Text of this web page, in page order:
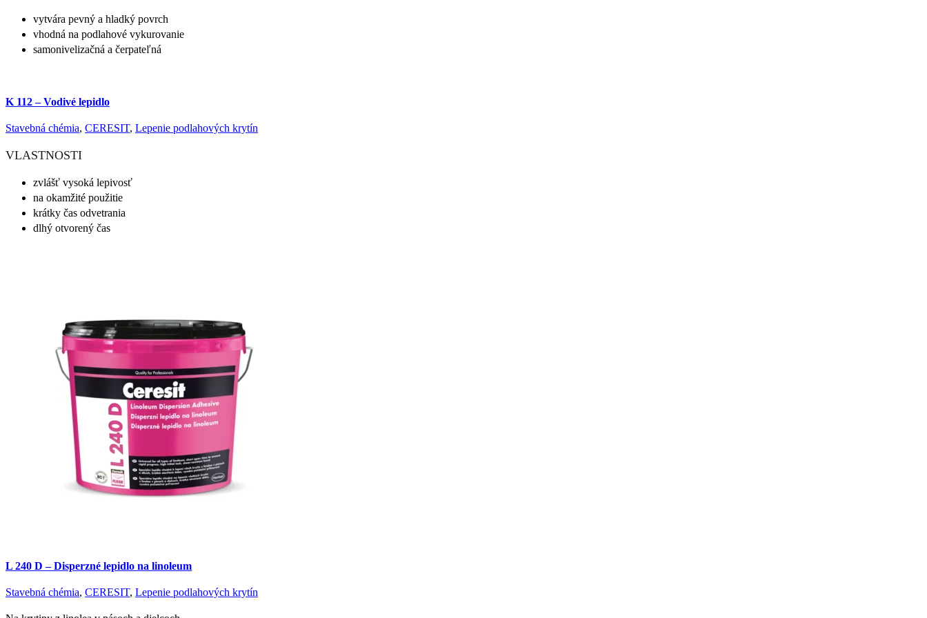
vytvára pevný a hladký povrch
vhodná na podlahové vykurovanie
samonivelizačná a čerpateľná
K 112 – Vodivé lepidlo
Stavebná chémia, CERESIT, Lepenie podlahových krytín
VLASTNOSTI
zvlášť vysoká lepivosť
na okamžité použitie
krátky čas odvetrania
dlhý otvorený čas
L 240 D – Disperzné lepidlo na linoleum
Stavebná chémia, CERESIT, Lepenie podlahových krytín